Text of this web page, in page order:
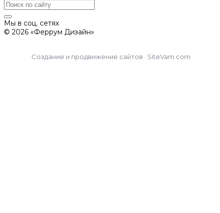
Мы в соц. сетях
© 2026 «Феррум Дизайн»
Создание и продвижение сайтов · SiteVam.com